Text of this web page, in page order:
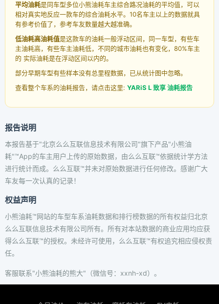
平均油耗是同车型多位小熊油耗车主综合路况油耗的平均值，可以
相对真实地反应一款车的综合油耗水平。10名车主以上的数据就具
有参考价值了，参考车友数量越大越准确。
低油耗高油耗值是这款车的油耗一般浮动区间，同一车型，有些车
主油耗高，有些车主油耗低，不同的城市油耗也有变化，80%车主
的 实际油耗是在浮动区间以内的。
部分早期车型有些样本没有总里程数据，已从统计图中忽略。
查看整个车系的油耗报告，请点击这里: YARiS L 致享 油耗报告
报告说明
本报告基于"北京么么互联信息技术有限公司"旗下产品"小熊油
耗"™App的车主用户上传的原始数据，由么么互联™依据统计学方法
进行统计而成。么么互联™并未对原始数据进行任何修改。感谢广大
车友每一次认真的记录！
权益声明
小熊油耗™网站的车型车系油耗数据和排行榜数据的所有权益归北京
么么互联信息技术有限公司所有。所有对本站数据的商业应用均应获
得么么互联™的授权。未经许可使用，么么互联™有权追究相应侵权责
任。
客服联系"小熊油耗的熊大"（微信号：xxnh-xd）。